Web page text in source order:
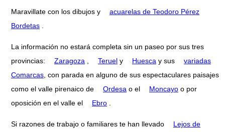
Maravillate con los dibujos y
acuarelas de Teodoro Pérez
Bordetas
La información no estará completa sin un paseo por sus tres
provincias:
Zaragoza Teruel y Huesca y sus
variadas
Comarcas , con parada en alguno de sus espectaculares paisajes
como el valle pirenaico de
Ordesa o el Moncayo o por
oposición en el valle el
Ebro
Si razones de trabajo o familiares te han llevado
Lejos de